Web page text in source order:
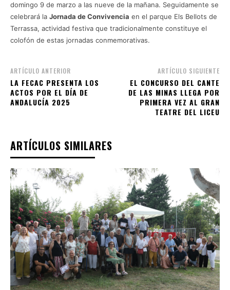
domingo 9 de marzo a las nueve de la mañana. Seguidamente se
celebrará la Jornada de Convivencia en el parque Els Bellots de
Terrassa, actividad festiva que tradicionalmente constituye el
colofón de estas jornadas conmemorativas.
ARTÍCULO ANTERIOR
LA FECAC PRESENTA LOS
ACTOS POR EL DÍA DE
ANDALUCÍA 2025
ARTÍCULO SIGUIENTE
EL CONCURSO DEL CANTE
DE LAS MINAS LLEGA POR
PRIMERA VEZ AL GRAN
TEATRE DEL LICEU
ARTÍCULOS SIMILARES